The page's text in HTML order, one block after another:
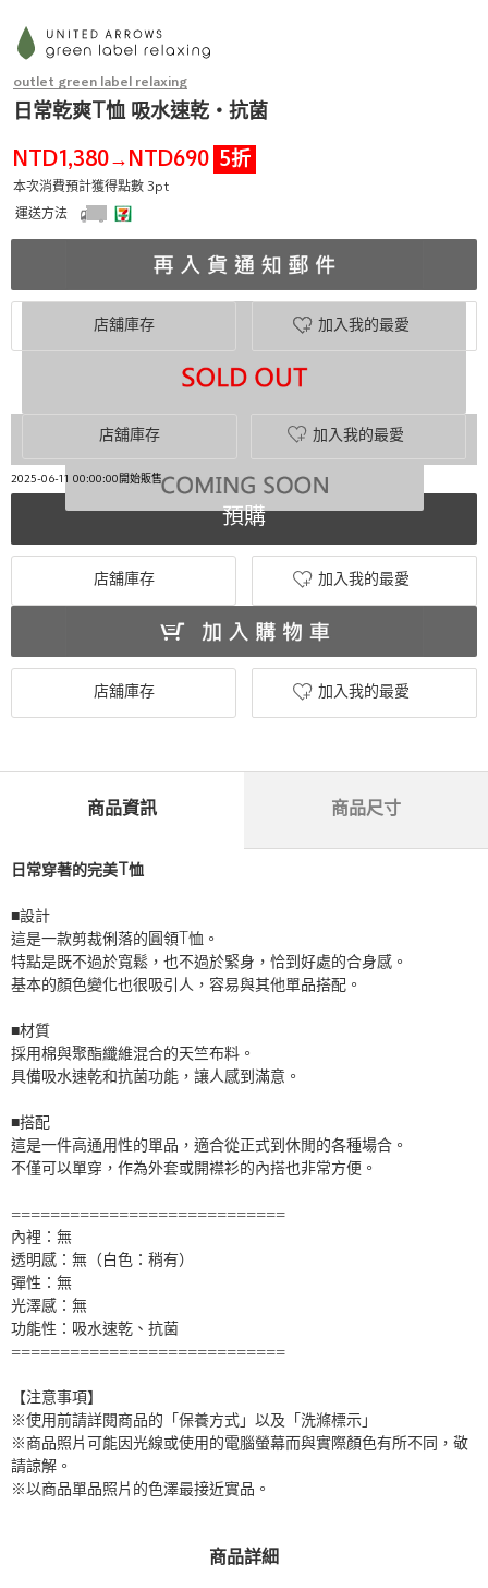
outlet green label relaxing
日常乾爽T恤 吸水速乾・抗菌
NTD1,380→ NTD690 5折
本次消費預計獲得點數 3pt
運送方法
加入我的最愛
店舖庫存
店舖庫存 加入我的最愛
2025-06-11 00:00:00開始販售
預購
店舖庫存 加入我的最愛
店舖庫存 加入我的最愛
商品資訊 商品尺寸
日常穿著的完美T恤
■設計
這是一款剪裁俐落的圓領T恤。
特點是既不過於寬鬆，也不過於緊身，恰到好處的合身感。
基本的顏色變化也很吸引人，容易與其他單品搭配。
■材質
採用棉與聚酯纖維混合的天竺布料。
具備吸水速乾和抗菌功能，讓人感到滿意。
■搭配
這是一件高通用性的單品，適合從正式到休閒的各種場合。
不僅可以單穿，作為外套或開襟衫的內搭也非常方便。
============================
內裡：無
透明感：無（白色：稍有）
彈性：無
光澤感：無
功能性：吸水速乾、抗菌
============================
【注意事項】
※使用前請詳閱商品的「保養方式」以及「洗滌標示」
※商品照片可能因光線或使用的電腦螢幕而與實際顏色有所不同，敬
請諒解。
※以商品單品照片的色澤最接近實品。
商品詳細